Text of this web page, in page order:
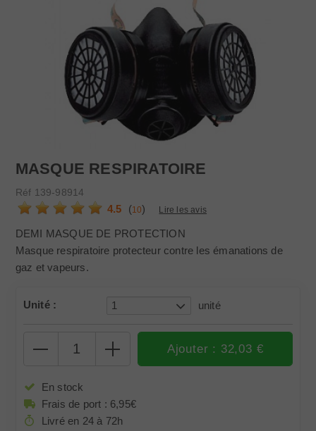
MASQUE RESPIRATOIRE
Réf 139-98914
4.5 (10) Lire les avis
DEMI MASQUE DE PROTECTION
Masque respiratoire protecteur contre les émanations de
gaz et vapeurs.
Unité : 1 unité
En stock
Frais de port : 6,95€
Livré en 24 à 72h